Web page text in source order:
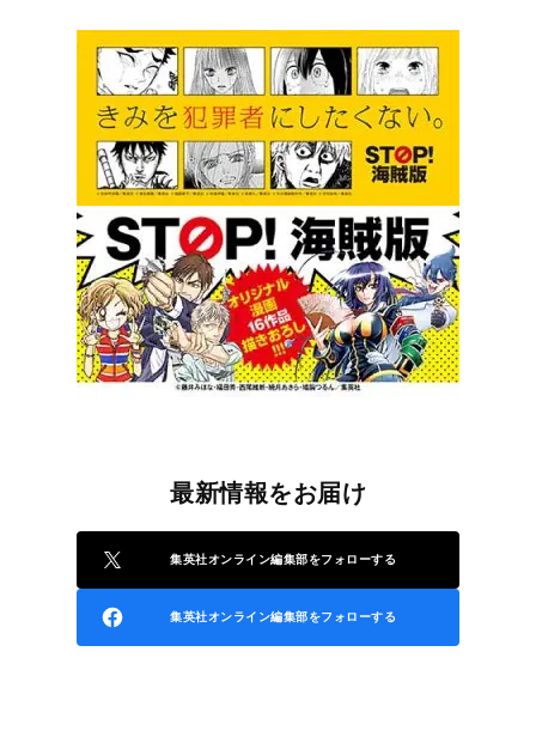
最新情報をお届け
集英社オンライン編集部をフォローする
集英社オンライン編集部をフォローする